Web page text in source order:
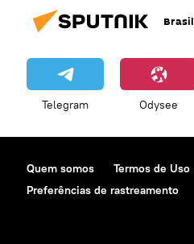
Brasil
Telegram Odysee
Quem somos Termos de Uso
Preferências de rastreamento